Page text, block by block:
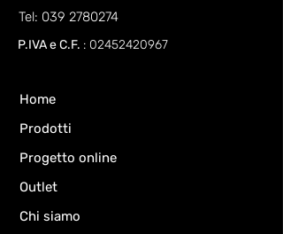
Tel: 039 2780274
P.IVA e C.F. : 02452420967
Home
Prodotti
Progetto online
Outlet
Chi siamo